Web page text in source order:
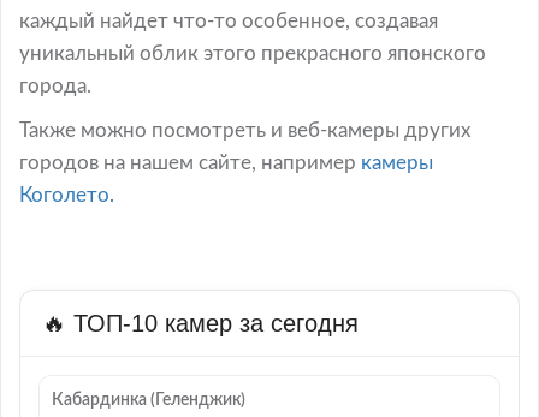
каждый найдет что-то особенное, создавая
уникальный облик этого прекрасного японского
города.
Также можно посмотреть и веб-камеры других
городов на нашем сайте, например камеры
Коголето.
🔥 ТОП-10 камер за сегодня
Кабардинка (Геленджик)